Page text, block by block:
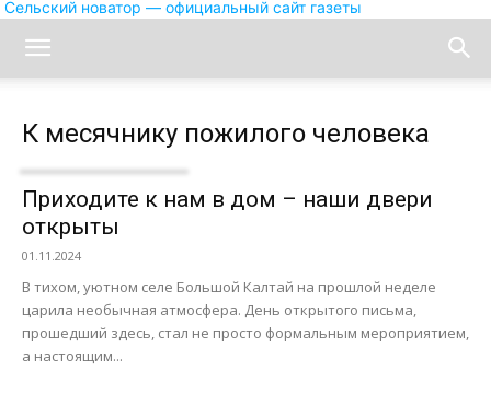
Сельский новатор — официальный сайт газеты
К месячнику пожилого человека
Приходите к нам в дом – наши двери
открыты
01.11.2024
В тихом, уютном селе Большой Калтай на прошлой неделе
царила необычная атмосфера. День открытого письма,
прошедший здесь, стал не просто формальным мероприятием,
а настоящим...